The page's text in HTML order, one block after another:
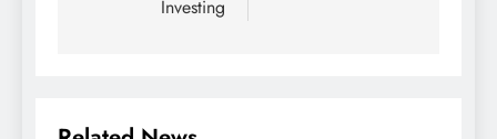
Investing